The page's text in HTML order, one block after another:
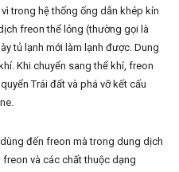
trong hệ thống ống dẫn khép kín
freon thể lỏng (thường gọi là
tủ lạnh mới làm lạnh được. Dung
Khi chuyển sang thể khí, freon
Trái đất và phá vỡ kết cấu
đến freon mà trong dung dịch
và các chất thuộc dạng